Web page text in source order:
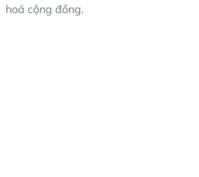
hoá cộng đồng.